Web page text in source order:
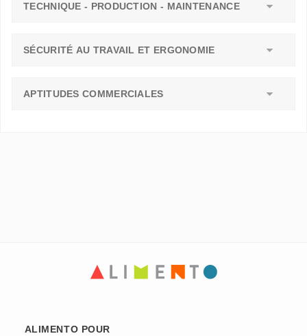
TECHNIQUE - PRODUCTION - MAINTENANCE
SÉCURITÉ AU TRAVAIL ET ERGONOMIE
APTITUDES COMMERCIALES
ALIMENTO POUR